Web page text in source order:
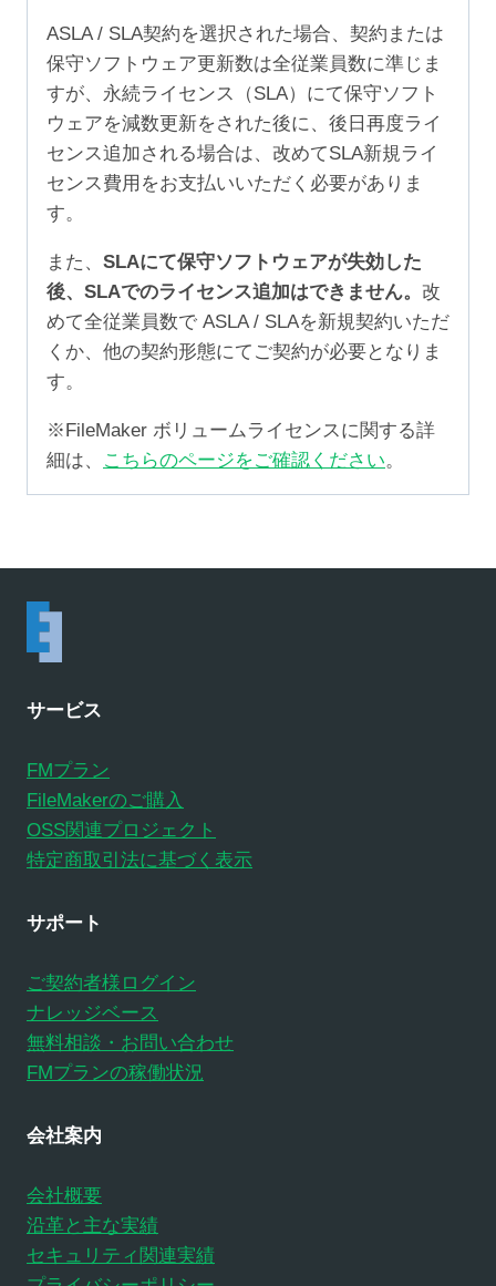
ASLA / SLA契約を選択された場合、契約または
保守ソフトウェア更新数は全従業員数に準じま
すが、永続ライセンス（SLA）にて保守ソフト
ウェアを減数更新をされた後に、後日再度ライ
センス追加される場合は、改めてSLA新規ライ
センス費用をお支払いいただく必要がありま
す。
また、 SLAにて保守ソフトウェアが失効した
後、SLAでのライセンス追加はできません。 改
めて全従業員数で ASLA / SLAを新規契約いただ
くか、他の契約形態にてご契約が必要となりま
す。
※FileMaker ボリュームライセンスに関する詳
細は、
こちらのページをご確認ください。
サービス
FMプラン
FileMakerのご購入
OSS関連プロジェクト
特定商取引法に基づく表示
サポート
ご契約者様ログイン
ナレッジベース
無料相談・お問い合わせ
FMプランの稼働状況
会社案内
会社概要
沿革と主な実績
セキュリティ関連実績